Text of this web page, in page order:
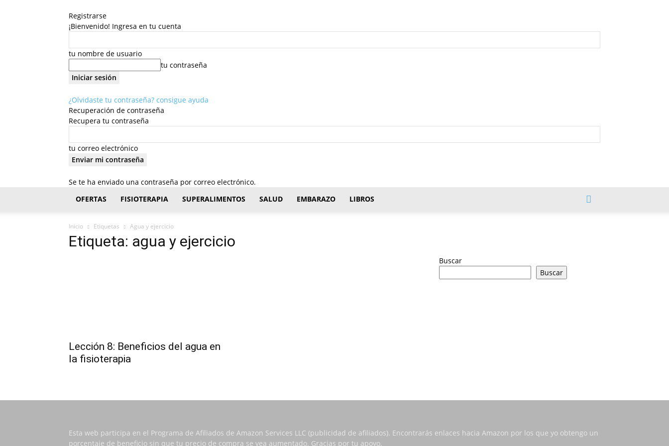
Registrarse
¡Bienvenido! Ingresa en tu cuenta
tu nombre de usuario
tu contraseña
¿Olvidaste tu contraseña? consigue ayuda
Recuperación de contraseña
Recupera tu contraseña
tu correo electrónico
Se te ha enviado una contraseña por correo electrónico.
OFERTAS FISIOTERAPIA SUPERALIMENTOS SALUD EMBARAZO LIBROS
Inicio Etiquetas Agua y ejercicio
Etiqueta: agua y ejercicio
Lección 8: Beneficios del agua en
la fisioterapia
Buscar
Buscar
Esta web participa en el Programa de Afiliados de Amazon Services LLC (publicidad de afiliados). Encontrarás enlaces hacia Amazon por los que yo obtengo un
porcentaje de beneficio sin que tu precio de compra se vea aumentado. Gracias por tu apoyo.